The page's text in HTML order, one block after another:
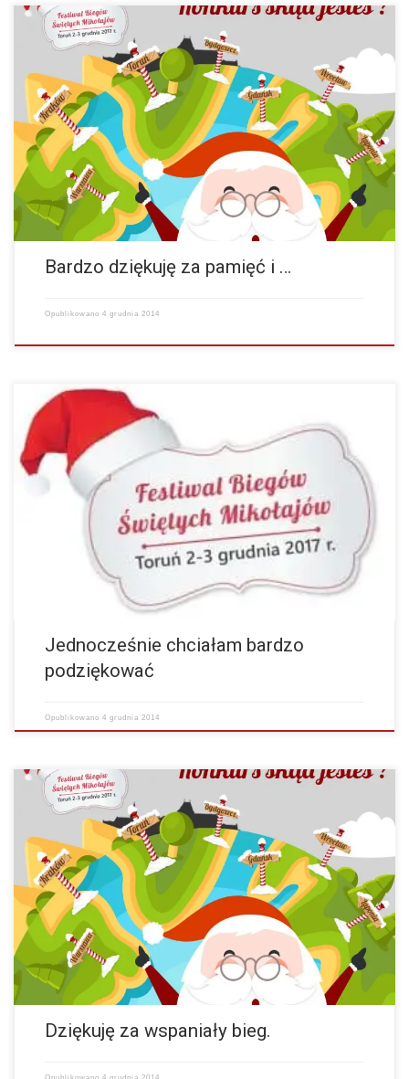
Bardzo dziękuję za pamięć i za wspaniałą imprezę. Bawiłam się
świetnie- to był najfajniejszy bieg, w jakim wzięłam udział. Pozdrawiam
Beata Tomaś …więcej
Bardzo dziękuję za pamięć i …
Opublikowano4 grudnia 2014
Jednocześnie chciałam bardzo podziękować za wspaniałą organizację
imprezy! Bardzo się cieszę, że mogłam wziąć udział w tym wspaniałym
biegu! Za rok postaram się zmobilizować jeszcze…więcej
Jednocześnie chciałam bardzo
podziękować
Opublikowano4 grudnia 2014
Dziękuję za wspaniały bieg. Był najlepszy pod każdym względem z
dotychczasowych (wyjątek – depozyty). (…) Pozdrawiam Janek
Szabunio.…więcej
Dziękuję za wspaniały bieg.